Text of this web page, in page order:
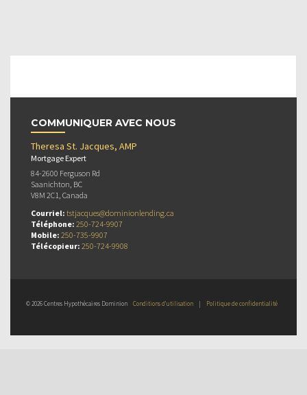
COMMUNIQUER AVEC NOUS
Theresa St. Jacques, AMP
Mortgage Expert
84-2600 Ferguson Rd
Saanichton, BC
V8M 2C1, Canada
Courriel: tstjacques@dominionlending.ca
Téléphone: 250-724-9907
Mobile: 250-735-9907
Télécopieur: 250-724-9908
© 2026 Centres Hypothécaires Dominion Conditions d’utilisation | Politique de confidentialité